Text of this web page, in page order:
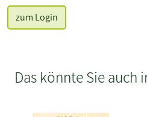
zum Login
Das könnte Sie auch